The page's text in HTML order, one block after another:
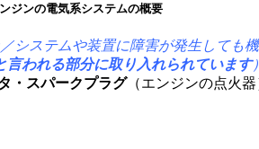
ジンの電気系システムの概要
／システムや装置に障害が発生して
われる部分に取り入れられています
・スパークプラグ（エンジンの点火